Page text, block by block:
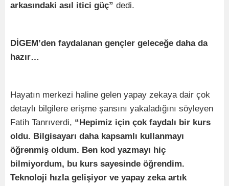
arkasındaki asıl itici güç” dedi.
DİGEM’den faydalanan gençler geleceğe daha da
hazır…
Hayatın merkezi haline gelen yapay zekaya dair çok
detaylı bilgilere erişme şansını yakaladığını söyleyen
Fatih Tanrıverdi, “Hepimiz için çok faydalı bir kurs
oldu. Bilgisayarı daha kapsamlı kullanmayı
öğrenmiş oldum. Ben kod yazmayı hiç
bilmiyordum, bu kurs sayesinde öğrendim.
Teknoloji hızla gelişiyor ve yapay zeka artık